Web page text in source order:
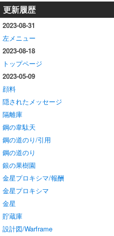
更新履歴
2023-08-31
左メニュー
2023-08-18
トップページ
2023-05-09
顔料
隠されたメッセージ
隔離庫
鋼の韋駄天
鋼の道のり/引用
鋼の道のり
銀の果樹園
金星プロキシマ/報酬
金星プロキシマ
金星
貯蔵庫
設計図/Warframe